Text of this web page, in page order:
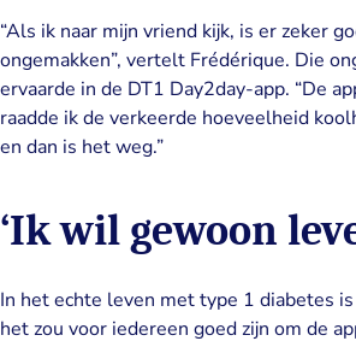
“Als ik naar mijn vriend kijk, is er zeker
ongemakken”, vertelt Frédérique. Die
ervaarde in de DT1 Day2day-app. “De
raadde ik de verkeerde hoeveelheid
en dan is het weg.”
‘Ik wil gewoon
In het echte leven met type 1 diabetes
het zou voor iedereen goed zijn om de